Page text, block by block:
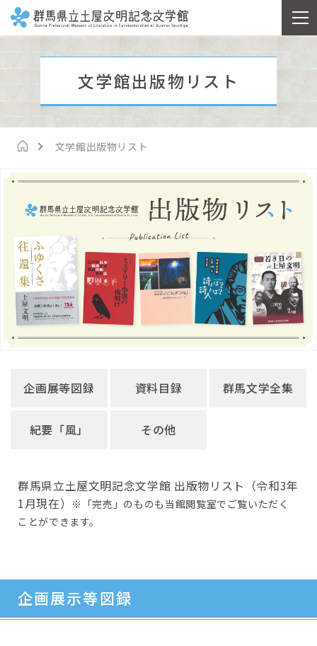
文学館出版物リスト
文学館出版物リスト
企画展等図録 資料目録 群馬文学全集
紀要「風」 その他
群馬県立土屋文明記念文学館 出版物リスト（令和3年
1月現在）
※「完売」のものも当館閲覧室でご覧いただく
ことができます。
企画展示等図録